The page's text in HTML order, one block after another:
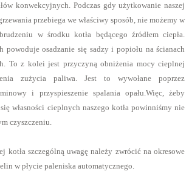
konwekcyjnych. Podczas gdy użytkowanie naszej
przebiega we właściwy sposób, nie możemy w
w środku kotła będącego źródłem ciepła.
powoduje osadzanie się sadzy i popiołu na ścianach
To z kolei jest przyczyną obniżenia mocy cieplnej
zużycia paliwa. Jest to wywołane poprzez
i przyspieszenie spalania opału.Więc, żeby
własności cieplnych naszego kotła powinniśmy nie
czyszczeniu.
kotła szczególną uwagę należy zwrócić na okresowe
w płycie paleniska automatycznego.